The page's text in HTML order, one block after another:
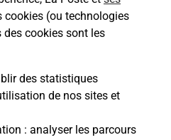
cookies (ou technologies
cookies sont les
des statistiques
de nos sites et
: analyser les parcours